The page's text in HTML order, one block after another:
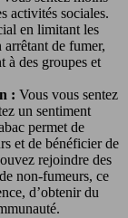
activités sociales.
en limitant les
de fumer,
à des groupes et
: Vous vous sentez
un sentiment
permet de
et de bénéficier de
rejoindre des
non-fumeurs, ce
d’obtenir du